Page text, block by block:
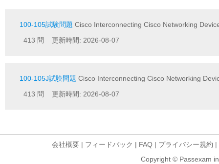
100-105試験問題 Cisco Interconnecting Cisco Networking
413 問 更新時間: 2026-08-07
100-105J試験問題 Cisco Interconnecting Cisco Networking
413 問 更新時間: 2026-08-07
会社概要 | フィードバック | FAQ | プライバシー規約 |
Copyright © Passexam